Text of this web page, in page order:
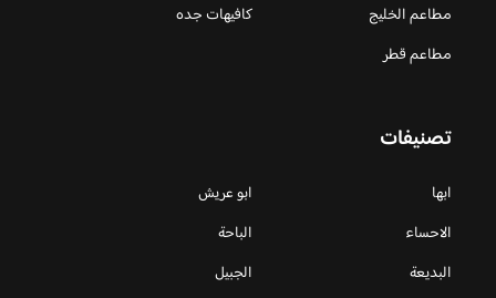
مطاعم الخليج
كافيهات جده
مطاعم قطر
تصنيفات
ابها
ابو عريش
الاحساء
الباحة
البديعة
الجبيل